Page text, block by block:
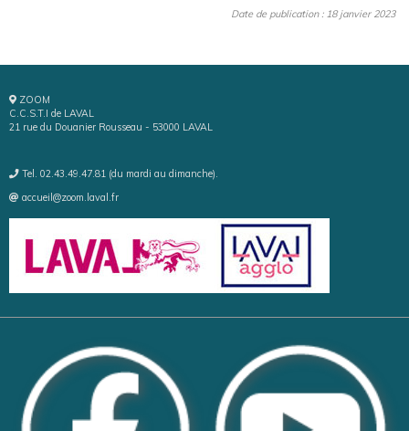
Date de publication : 18 janvier 2023
ZOOM
C.C.S.T.I de LAVAL
21 rue du Douanier Rousseau - 53000 LAVAL
Tel. 02.43.49.47.81 (du mardi au dimanche).
accueil@zoom.laval.fr